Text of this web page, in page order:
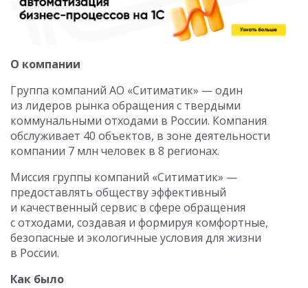
О компании
Группа компаний АО «Ситиматик» — один
из лидеров рынка обращения с твердыми
коммунальными отходами в России. Компания
обслуживает 40 объектов, в зоне деятельности
компании 7 млн человек в 8 регионах.
Миссия группы компаний «Ситиматик» —
предоставлять обществу эффективный
и качественный сервис в сфере обращения
с отходами, создавая и формируя комфортные,
безопасные и экологичные условия для жизни
в России.
Как было